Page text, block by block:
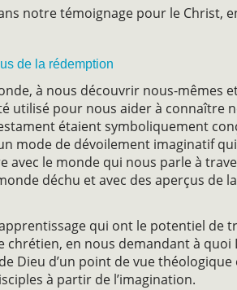
notre témoignage pour le Christ,
de la rédemption
à nous découvrir nous-mêmes
utilisé pour nous aider à connaître
étaient symboliquement
mode de dévoilement imaginatif
avec le monde qui nous parle à
déchu et avec des aperçus de la
qui ont le potentiel de
chrétien, en nous demandant à quoi
Dieu d’un point de vue théologique
à partir de l’imagination.